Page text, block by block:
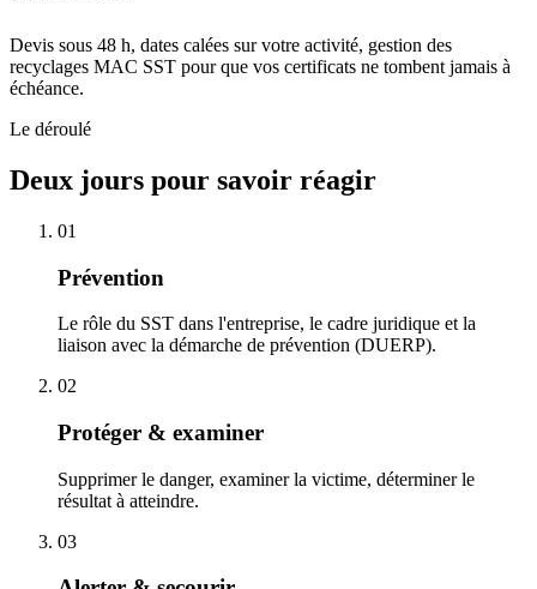
Devis sous 48 h, dates calées sur votre activité, gestion des
recyclages MAC SST pour que vos certificats ne tombent jamais à
échéance.
Le déroulé
Deux jours pour savoir réagir
01
Prévention
Le rôle du SST dans l'entreprise, le cadre juridique et la
liaison avec la démarche de prévention (DUERP).
02
Protéger & examiner
Supprimer le danger, examiner la victime, déterminer le
résultat à atteindre.
03